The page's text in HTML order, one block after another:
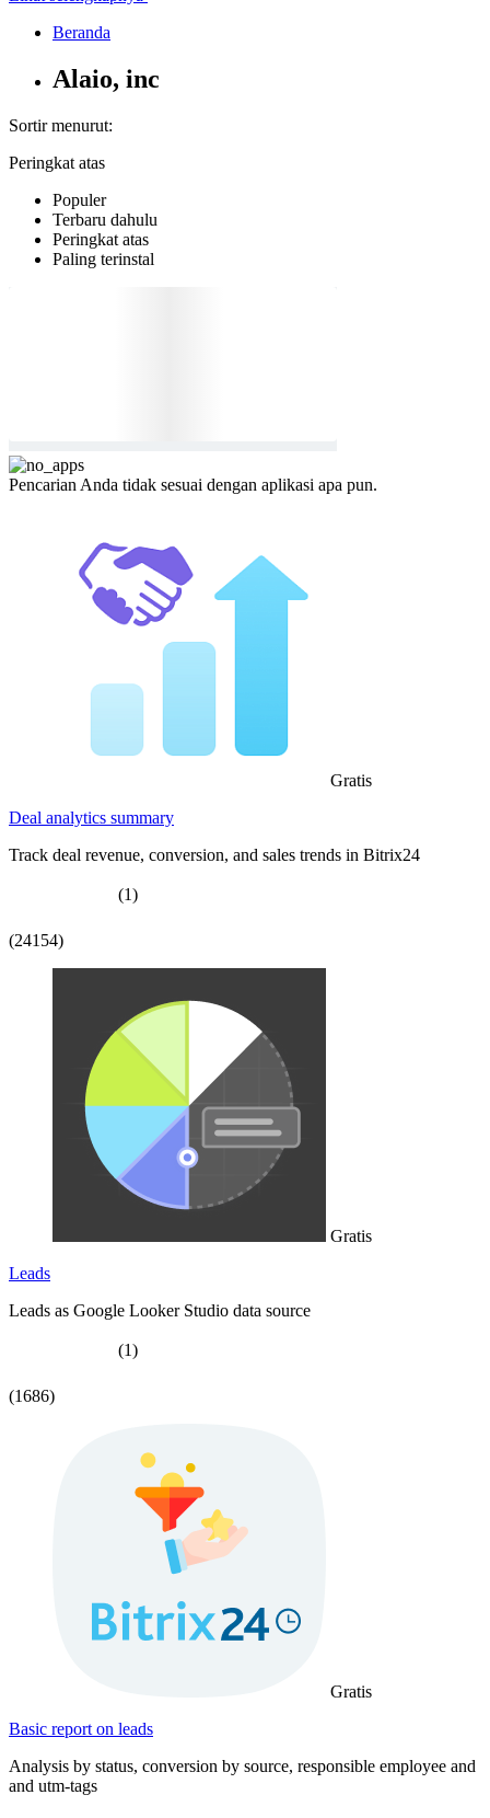
Beranda
Alaio, inc
Sortir menurut:
Peringkat atas
Populer
Terbaru dahulu
Peringkat atas
Paling terinstal
Pencarian Anda tidak sesuai dengan aplikasi apa pun.
Gratis
Deal analytics summary
Track deal revenue, conversion, and sales trends in Bitrix24
(1)
(24154)
Gratis
Leads
Leads as Google Looker Studio data source
(1)
(1686)
Gratis
Basic report on leads
Analysis by status, conversion by source, responsible employee and
and utm-tags